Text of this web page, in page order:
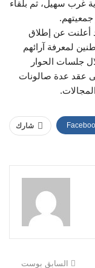
غرب سهيل، ثم بلقاء
جمعيتهم.
أعلنت عن إطلاق
لمعرفة آرائهم
جلسات الحوار
عقد عدة صالونات
شارك
السابق بوست